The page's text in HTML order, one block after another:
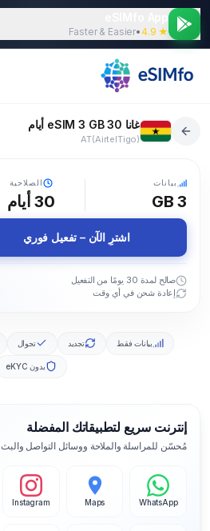
★ 4.9
•
Faster & Easier
غانا eSIM 3 GB 30 أيام
AT(AirtelTigo)
بيانات
3 GB
الصلاحية
30 أيام
اشترِ الآن – تفعيل فوري
صالح لمدة 30 يومًا من التفعيل
إعادة شحن في أي وقت
بيانات فقط تجديد تجوال
بدون eKYC
إنترنت سريع لتطبيقاتك المفضلة
مُحسّن للمراسلة والملاحة ووسائل التواصل والبث
WhatsApp
Maps
Instagram